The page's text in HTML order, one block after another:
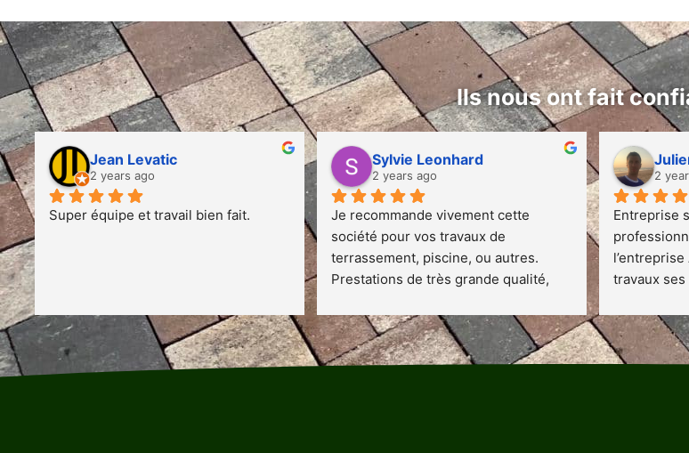
Ils nous ont fait
Jean Levatic
2 years ago
Super équipe et travail bien fait.
Sylvie Leonhard
2 years ago
Je recommande vivement cette
société pour vos travaux de
terrassement, piscine, ou autres.
Prestations de très grande qualité,
sympathiques, tarifs raisonnables par
rapport à la qualité de realisation :
vous pouvez faire confiance , c'est
2
Entreprise
travaux
cours, la
L avec un
récemment